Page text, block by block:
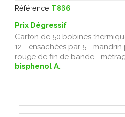
Référence T866
Prix Dégressif
Carton de 50 bobines
12 - ensachées par 5 -
rouge de fin de bande -
bisphenol A.